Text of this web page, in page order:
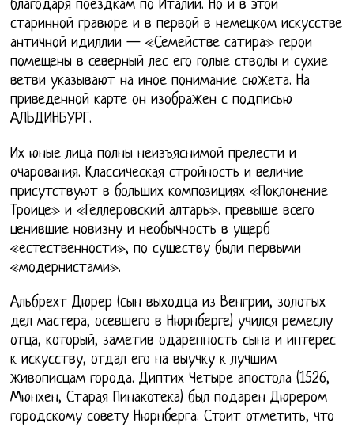
благодаря поездкам по Италии. Но и в этой
старинной гравюре и в первой в немецком искусстве
античной идиллии — «Семействе сатира» герои
помещены в северный лес его голые стволы и сухие
ветви указывают на иное понимание сюжета. На
приведенной карте он изображен с подписью
АЛЬДИНБУРГ.
Их юные лица полны неизъяснимой прелести и
очарования. Классическая стройность и величие
присутствуют в больших композициях «Поклонение
Троице» и «Геллеровский алтарь». превыше всего
ценившие новизну и необычность в ущерб
«естественности», по существу были первыми
«модернистами».
Альбрехт Дюрер (cын выходца из Венгрии, золотых
дел мастера, осевшего в Нюрнберге) учился ремеслу
отца, который, заметив одаренность сына и интерес
к искусству, отдал его на выучку к лучшим
живописцам города. Диптих Четыре апостола (1526,
Мюнхен, Старая Пинакотека) был подарен Дюрером
городскому совету Нюрнберга. Стоит отметить, что